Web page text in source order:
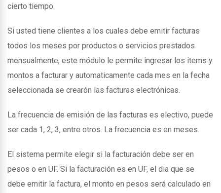
cierto tiempo.
Si usted tiene clientes a los cuales debe emitir facturas
todos los meses por productos o servicios prestados
mensualmente, este módulo le permite ingresar los items y
montos a facturar y automaticamente cada mes en la fecha
seleccionada se crearón las facturas electrónicas.
La frecuencia de emisión de las facturas es electivo, puede
ser cada 1, 2, 3, entre otros. La frecuencia es en meses.
El sistema permite elegir si la facturación debe ser en
pesos o en UF. Si la facturación es en UF, el dia que se
debe emitir la factura, el monto en pesos será calculado en